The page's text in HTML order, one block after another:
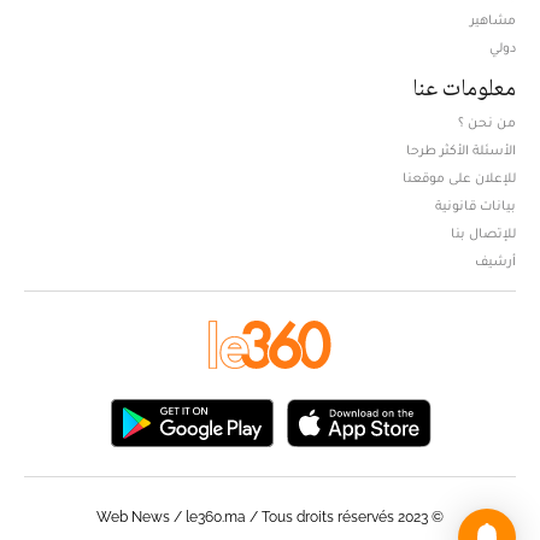
مشاهير
دولي
معلومات عنا
من نحن ؟
الأسئلة الأكثر طرحا
للإعلان على موقعنا
بيانات قانونية
للإتصال بنا
أرشيف
© Web News / le360.ma / Tous droits réservés 2023